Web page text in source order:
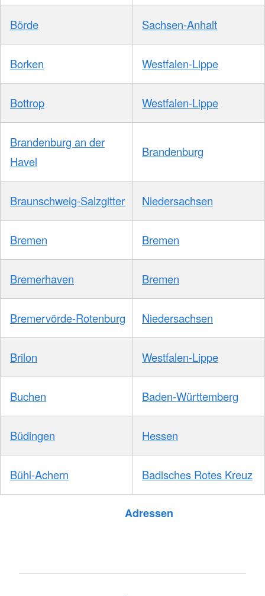
Börde Sachsen-Anhalt
Borken Westfalen-Lippe
Bottrop Westfalen-Lippe
Brandenburg an der
Havel
Brandenburg
Braunschweig-Salzgitter Niedersachsen
Bremen Bremen
Bremerhaven Bremen
Bremervörde-Rotenburg Niedersachsen
Brilon Westfalen-Lippe
Buchen Baden-Württemberg
Büdingen Hessen
Bühl-Achern Badisches Rotes Kreuz
Adressen